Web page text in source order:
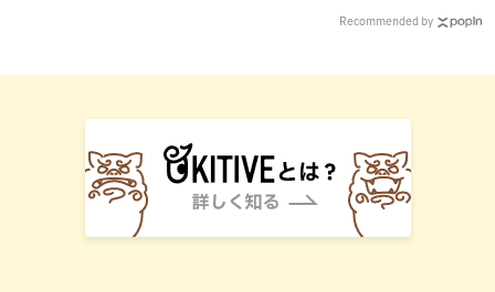
Recommended by